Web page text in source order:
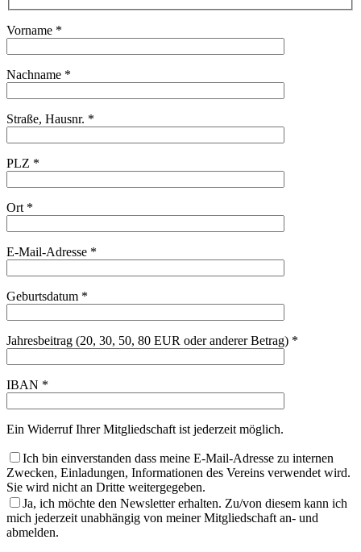
Vorname *
Nachname *
Straße, Hausnr. *
PLZ *
Ort *
E-Mail-Adresse *
Geburtsdatum *
Jahresbeitrag (20, 30, 50, 80 EUR oder anderer Betrag) *
IBAN *
Ein Widerruf Ihrer Mitgliedschaft ist jederzeit möglich.
Ich bin einverstanden dass meine E-Mail-Adresse zu internen
Zwecken, Einladungen, Informationen des Vereins verwendet wird.
Sie wird nicht an Dritte weitergegeben.
Ja, ich möchte den Newsletter erhalten. Zu/von diesem kann ich
mich jederzeit unabhängig von meiner Mitgliedschaft an- und
abmelden.